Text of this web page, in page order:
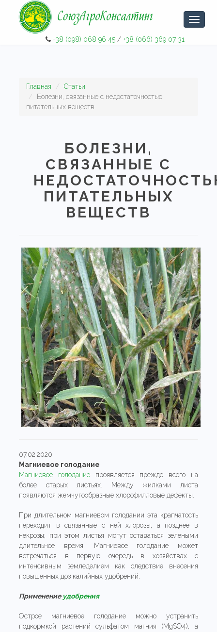
+38 (098) 068 96 45 / +38 (066) 369 07 31
Главная
Статьи
Болезни, связанные с недостаточностью
питательных веществ
БОЛЕЗНИ,
СВЯЗАННЫЕ С
ПИТАТЕЛЬНЫХ
ВЕЩЕСТВ
07.02.2020
Магниевое голодание
Магниевое голоданиепроявляется прежде всего на
более старых листьях. Между жилками листа
появляются жемчугообразные хлорофилловые дефекты.
При длительном магниевом голодании эта крапчатость
переходит в связанные с ней хлорозы, а позднее в
некрозы; при этом листья могут оставаться зелеными
длительное время. Магниевое голодание может
встречаться в первую очередь в хозяйствах с
интенсивным земледелием как следствие внесения
повышенных доз калийных удобрений.
Применение удобрения
Острое магниевое голодание можно устранить
подкормкой растений сульфатом магния (MgSO4), а